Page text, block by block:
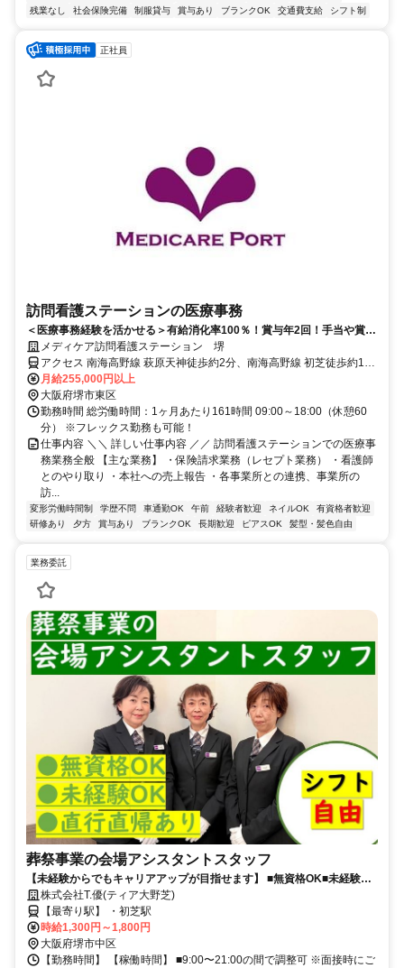
残業なし 社会保険完備 制服貸与 賞与あり ブランクOK 交通費支給 シフト制
正社員
訪問看護ステーションの医療事務
＜医療事務経験を活かせる＞有給消化率100％！賞与年2回！手当や賞与
など充実した待遇あり！TVCM放映中！
メディケア訪問看護ステーション 堺
アクセス 南海高野線 萩原天神徒歩約2分、南海高野線 初芝徒歩約14
分、南海高野線 北野田西出口徒歩約24分
月給255,000円以上
大阪府堺市東区
勤務時間 総労働時間：1ヶ月あたり161時間 09:00～18:00（休憩60
分） ※フレックス勤務も可能！
仕事内容 ＼＼ 詳しい仕事内容 ／／ 訪問看護ステーションでの医療事
務業務全般 【主な業務】 ・保険請求業務（レセプト業務） ・看護師
とのやり取り ・本社への売上報告 ・各事業所との連携、事業所の
訪...
変形労働時間制 学歴不問 車通勤OK 午前 経験者歓迎 ネイルOK
有資格者歓迎
研修あり
夕方 賞与あり ブランクOK 長期歓迎 ピアスOK 髪型・髪色自由
業務委託
葬祭事業の会場アシスタントスタッフ
【未経験からでもキャリアアップが目指せます】 ■無資格OK■未経験
OK■直行直帰OK■学歴不問■30代、40代スタッフ活躍中！
株式会社T.優(ティア大野芝)
【最寄り駅】 ・初芝駅
時給1,300円～1,800円
大阪府堺市中区
【勤務時間】 【稼働時間】 ■9:00〜21:00の間で調整可 ※面接時にご